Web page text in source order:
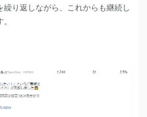
繰り返しながら、これからも継続し